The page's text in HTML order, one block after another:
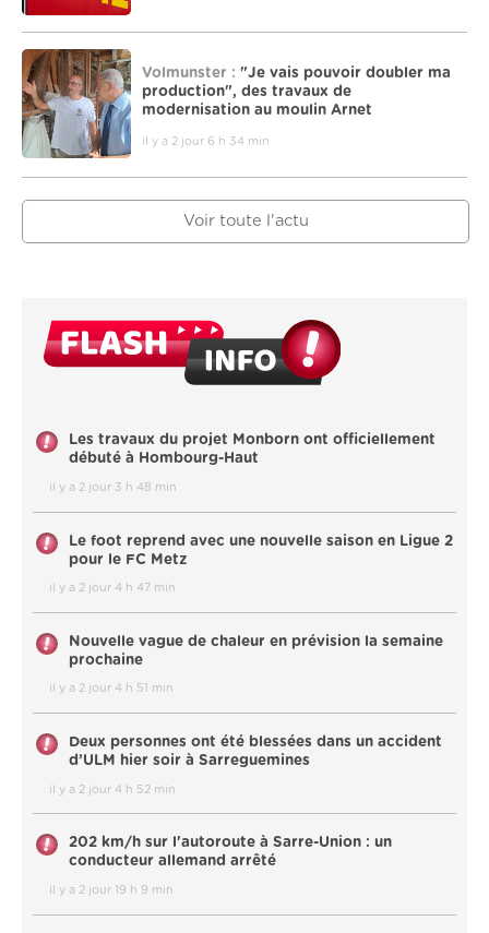
Volmunster : "Je vais pouvoir doubler ma
production", des travaux de
modernisation au moulin Arnet
il y a 2 jour 6 h 34 min
Voir toute l'actu
Les travaux du projet Monborn ont officiellement
débuté à Hombourg-Haut
il y a 2 jour 3 h 48 min
Le foot reprend avec une nouvelle saison en Ligue 2
pour le FC Metz
il y a 2 jour 4 h 47 min
Nouvelle vague de chaleur en prévision la semaine
prochaine
il y a 2 jour 4 h 51 min
Deux personnes ont été blessées dans un accident
d’ULM hier soir à Sarreguemines
il y a 2 jour 4 h 52 min
202 km/h sur l'autoroute à Sarre-Union : un
conducteur allemand arrêté
il y a 2 jour 19 h 9 min